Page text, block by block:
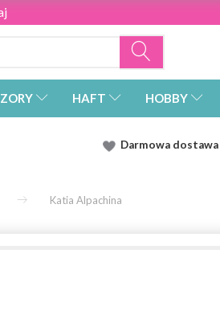
HAFT HOBBY
Darmowa dostawa
Katia Alpachina